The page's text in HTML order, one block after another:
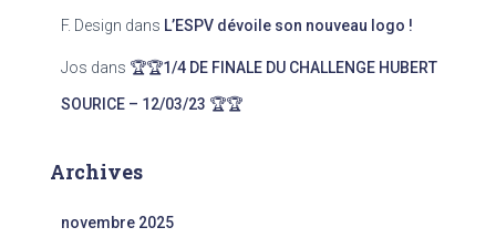
F. Design dans L’ESPV dévoile son nouveau logo !
Jos dans 🏆🏆1/4 DE FINALE DU CHALLENGE HUBERT
SOURICE – 12/03/23 🏆🏆
Archives
novembre 2025